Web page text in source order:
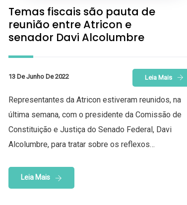
Temas fiscais são pauta de
reunião entre Atricon e
senador Davi Alcolumbre
13 De Junho De 2022 Leia Mais
Representantes da Atricon estiveram reunidos, na
última semana, com o presidente da Comissão de
Constituição e Justiça do Senado Federal, Davi
Alcolumbre, para tratar sobre os reflexos…
Leia Mais